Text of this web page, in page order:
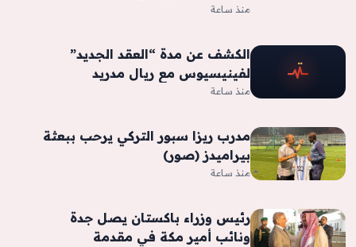
منذ ساعة
الكشف عن مدة “العقد الجديد”
لفينيسيوس مع ريال مدريد
منذ ساعة
مدرب ريزا سبور التركي يرحب ببعثة
بيراميدز (صور)
منذ ساعة
رئيس وزراء باكستان يصل جدة
ونائب أمير مكة في مقدمة